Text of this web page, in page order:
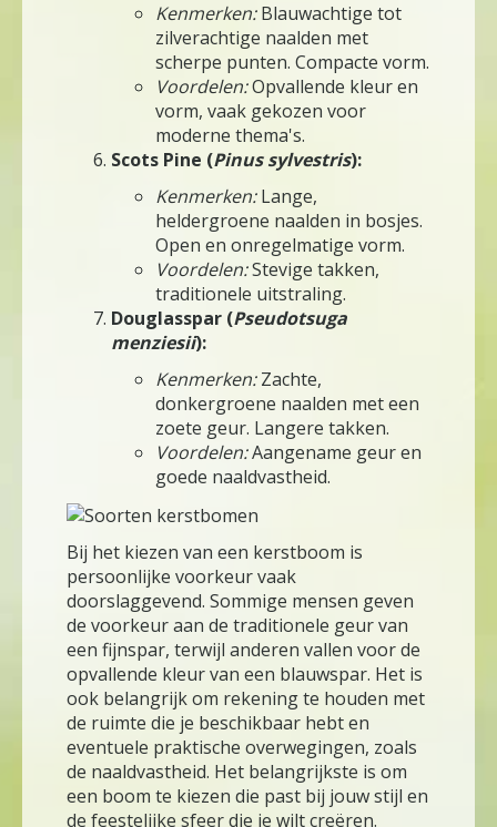
Kenmerken:Blauwachtige tot
zilverachtige naalden met
scherpe punten. Compacte vorm.
Voordelen:Opvallende kleur en
vorm, vaak gekozen voor
moderne thema's.
Scots Pine (Pinus sylvestris):
Kenmerken:Lange,
heldergroene naalden in bosjes.
Open en onregelmatige vorm.
Voordelen:Stevige takken,
traditionele uitstraling.
Douglasspar (Pseudotsuga
menziesii):
Kenmerken:Zachte,
donkergroene naalden met een
zoete geur. Langere takken.
Voordelen:Aangename geur en
goede naaldvastheid.
Bij het kiezen van een kerstboom is
persoonlijke voorkeur vaak
doorslaggevend. Sommige mensen geven
de voorkeur aan de traditionele geur van
een fijnspar, terwijl anderen vallen voor de
opvallende kleur van een blauwspar. Het is
ook belangrijk om rekening te houden met
de ruimte die je beschikbaar hebt en
eventuele praktische overwegingen, zoals
de naaldvastheid. Het belangrijkste is om
een boom te kiezen die past bij jouw stijl en
de feestelijke sfeer die je wilt creëren.